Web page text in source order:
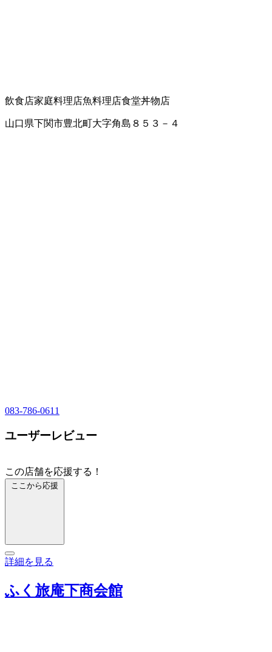
飲食店家庭料理店魚料理店食堂丼物店
山口県下関市豊北町大字角島８５３－４
083-786-0611
ユーザーレビュー
この店舗を応援する！
ここから応援
詳細を見る
ふく旅庵下商会館